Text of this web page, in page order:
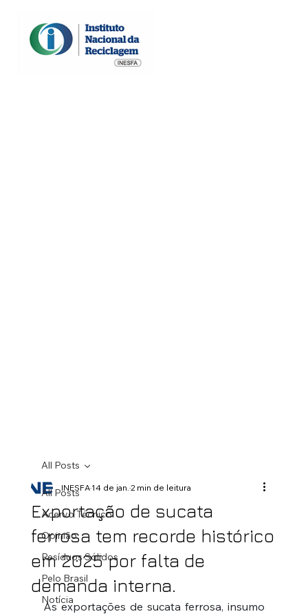
All Posts
Acervo Técnico
Opinião
Resíduos Sólidos
Pelo Brasil
Notícia
All Posts
Exportação de sucata
ferrosa tem recorde histórico
em 2025 por falta de
demanda interna.
INESFA14 de jan.2 min de leitura
As exportações de sucata ferrosa, insumo